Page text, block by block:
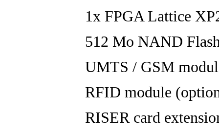
1x FPGA Lattice
512 Mo NAND
UMTS / GSM
RFID module
RISER card